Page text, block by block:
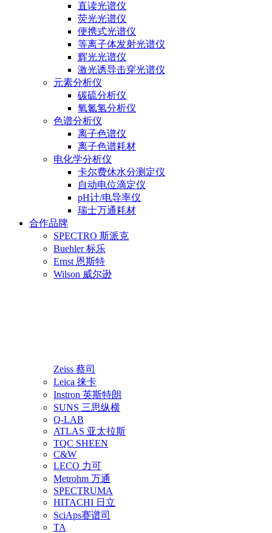
直读光谱仪
荧光光谱仪
便携式光谱仪
等离子体发射光谱仪
辉光光谱仪
激光诱导击穿光谱仪
元素分析仪
碳硫分析仪
氧氮氢分析仪
色谱分析仪
离子色谱仪
离子色谱耗材
电化学分析仪
卡尔费休水分测定仪
自动电位滴定仪
pH计/电导率仪
瑞士万通耗材
合作品牌
SPECTRO 斯派克
Buehler 标乐
Ernst 恩斯特
Wilson 威尔逊
Zeiss 蔡司
Leica 徕卡
Instron 英斯特朗
SUNS 三思纵横
Q-LAB
ATLAS 亚太拉斯
TQC SHEEN
C&W
LECO 力可
Metrohm 万通
SPECTRUMA
HITACHI 日立
SciAps赛谱司
TA